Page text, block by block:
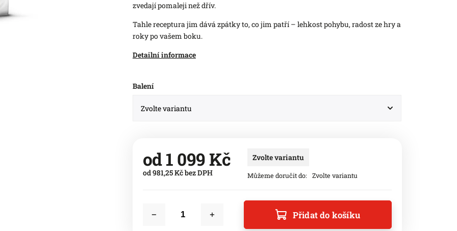
zvedají pomaleji než dřív.
Tahle receptura jim dává zpátky to, co jim patří – lehkost pohybu, radost ze hry a
roky po vašem boku.
Detailní informace
Balení
od1 099 Kč
od981,25 Kčbez DPH
Zvolte variantu
Můžeme doručit do: Zvolte variantu
Přidat do košíku